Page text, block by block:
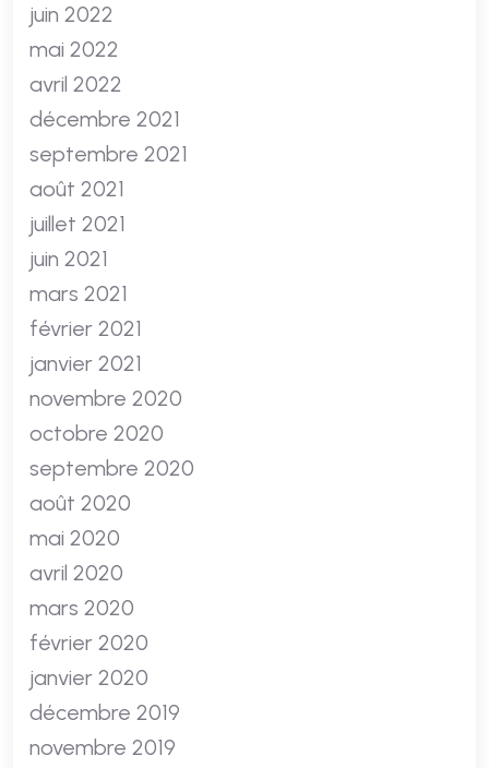
juin 2022
mai 2022
avril 2022
décembre 2021
septembre 2021
août 2021
juillet 2021
juin 2021
mars 2021
février 2021
janvier 2021
novembre 2020
octobre 2020
septembre 2020
août 2020
mai 2020
avril 2020
mars 2020
février 2020
janvier 2020
décembre 2019
novembre 2019